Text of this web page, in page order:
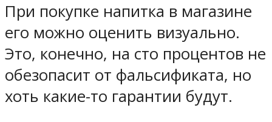
При покупке напитка в магазине
его можно оценить визуально.
Это, конечно, на сто процентов не
обезопасит от фальсификата, но
хоть какие-то гарантии будут.